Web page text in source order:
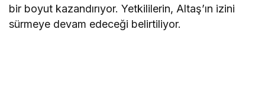
bir boyut kazandırıyor. Yetkililerin, Altaş’ın izini
sürmeye devam edeceği belirtiliyor.